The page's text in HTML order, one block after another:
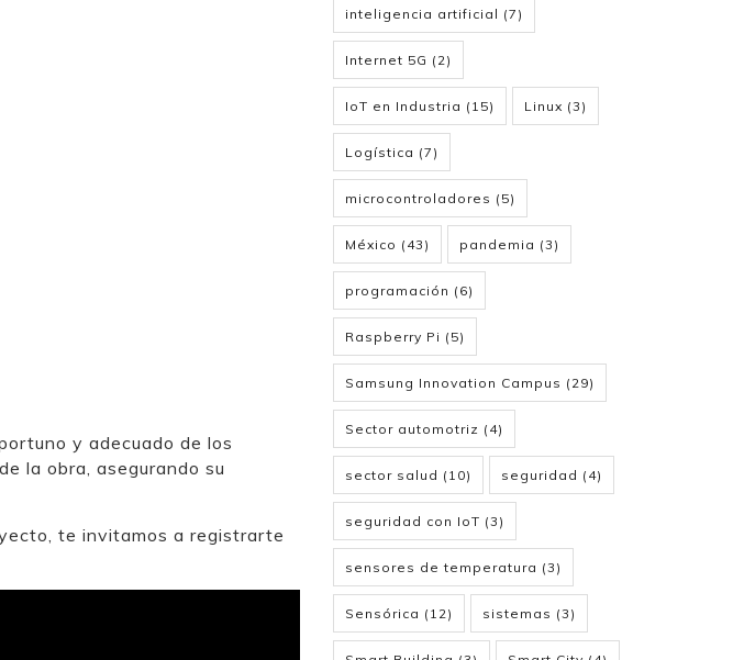
y adecuado de los
la obra, asegurando su
te invitamos a registrarte
inteligencia artificial (7)
Internet 5G (2)
IoT en Industria (15) Linux (3)
Logística (7)
microcontroladores (5)
México (43) pandemia (3)
programación (6)
Raspberry Pi (5)
Samsung Innovation Campus (29)
Sector automotriz (4)
sector salud (10) seguridad (4)
seguridad con IoT (3)
sensores de temperatura (3)
Sensórica (12) sistemas (3)